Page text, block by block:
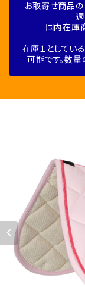
お取寄せ商品
国内在庫
在庫１としてい
可能です。数量